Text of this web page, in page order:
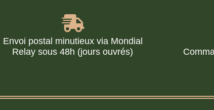
Envoi postal minutieux via Mondial
Relay sous 48h (jours ouvrés)